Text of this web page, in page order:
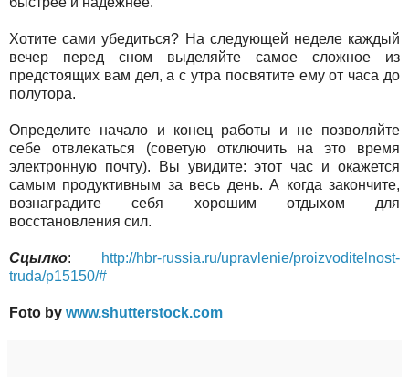
Хотите сами убедиться? На следующей неделе каждый
вечер перед сном выделяйте самое сложное из
предстоящих вам дел, а с утра посвятите ему от часа до
полутора.
Определите начало и конец работы и не позволяйте
себе отвлекаться (советую отключить на это время
электронную почту). Вы увидите: этот час и окажется
самым продуктивным за весь день. А когда закончите,
вознаградите себя хорошим отдыхом для
восстановления сил.
Сцылко:
http://hbr-russia.ru/upravlenie/proizvoditelnost-
truda/p15150/#
Foto by www.shutterstock.com